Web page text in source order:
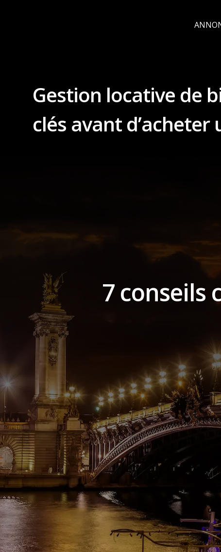
Gestion locative de
clés avant
7 conseils